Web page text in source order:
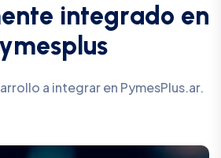
ente integrado en
ymesp us
a integrar en PymesPlus.ar.